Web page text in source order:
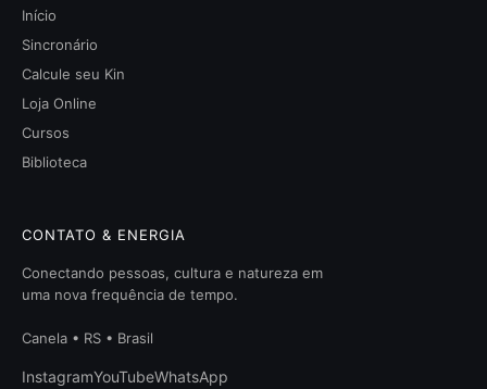
Início
Sincronário
Calcule seu Kin
Loja Online
Cursos
Biblioteca
CONTATO & ENERGIA
Conectando pessoas, cultura e natureza em
uma nova frequência de tempo.
Canela • RS • Brasil
InstagramYouTubeWhatsApp